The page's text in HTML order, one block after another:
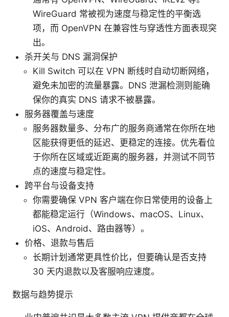
WireGuard 常被视为速度与稳定性的平衡选
项，而 OpenVPN 在兼容性与穿透性方面表现突
出。
杀开关与 DNS 漏洞保护
Kill Switch 可以在 VPN 断线时自动切断网络，
避免未加密的流量暴露。DNS 泄漏检测则能确
保你的真实 DNS 请求不被暴露。
服务器覆盖与速度
服务器数量多、分布广的服务商通常在你所在地
区能获得更低的延迟、更稳定的连接。优先看位
于你所在区域或近距离的服务器，并测试不同节
点的速度与稳定性。
跨平台与设备支持
你需要确保 VPN 客户端在你日常使用的设备上
都能稳定运行（Windows、macOS、Linux、
iOS、Android、路由器等）。
价格、退款与售后
长期计划通常更具性价比，但要确认是否支持
30 天内退款以及客服响应速度。
数据与趋势提示